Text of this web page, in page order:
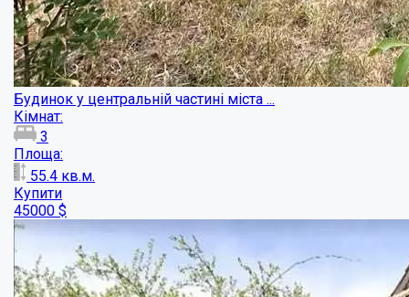
У продажу будинок поряд з Мала Перещепи...
Кімнат: